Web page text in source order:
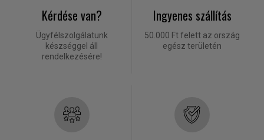
Kérdése van?
Ügyfélszolgálatunk
készséggel áll
rendelkezésére!
Ingyenes szállítás
50.000 Ft felett az ország
egész területén